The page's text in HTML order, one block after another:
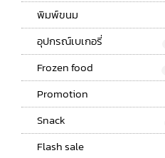
พิมพ์ขนม
อุปกรณ์เบเกอรี่
Frozen food
Promotion
Snack
Flash sale